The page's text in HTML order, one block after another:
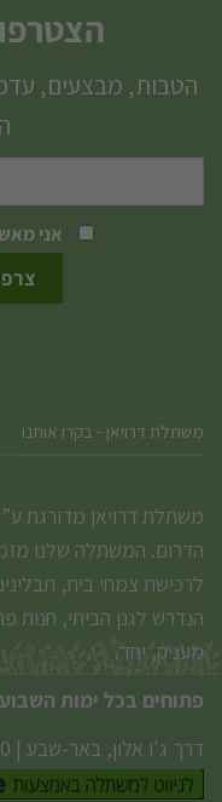
מספר
ניתן
האפשרויות
בעמוד
הטבות, מבצעים,
אני
משתלת דרויאן - בקרו אותנו
משתלת דרויאן מדורגת
הדרום. המשתלה שלנו
לרכישת צמחי בית,
הנדרש לגנן הביתי, חנות
מעניק, יחד.
פתוחים בכל ימות
דרך ג'ו אלון, באר-שבע |